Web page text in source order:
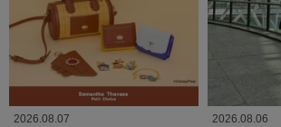
2026.08.07
2026.08.06